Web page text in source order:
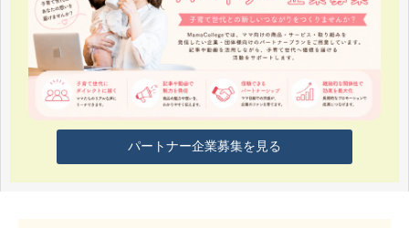
パートナー企業募集を見る